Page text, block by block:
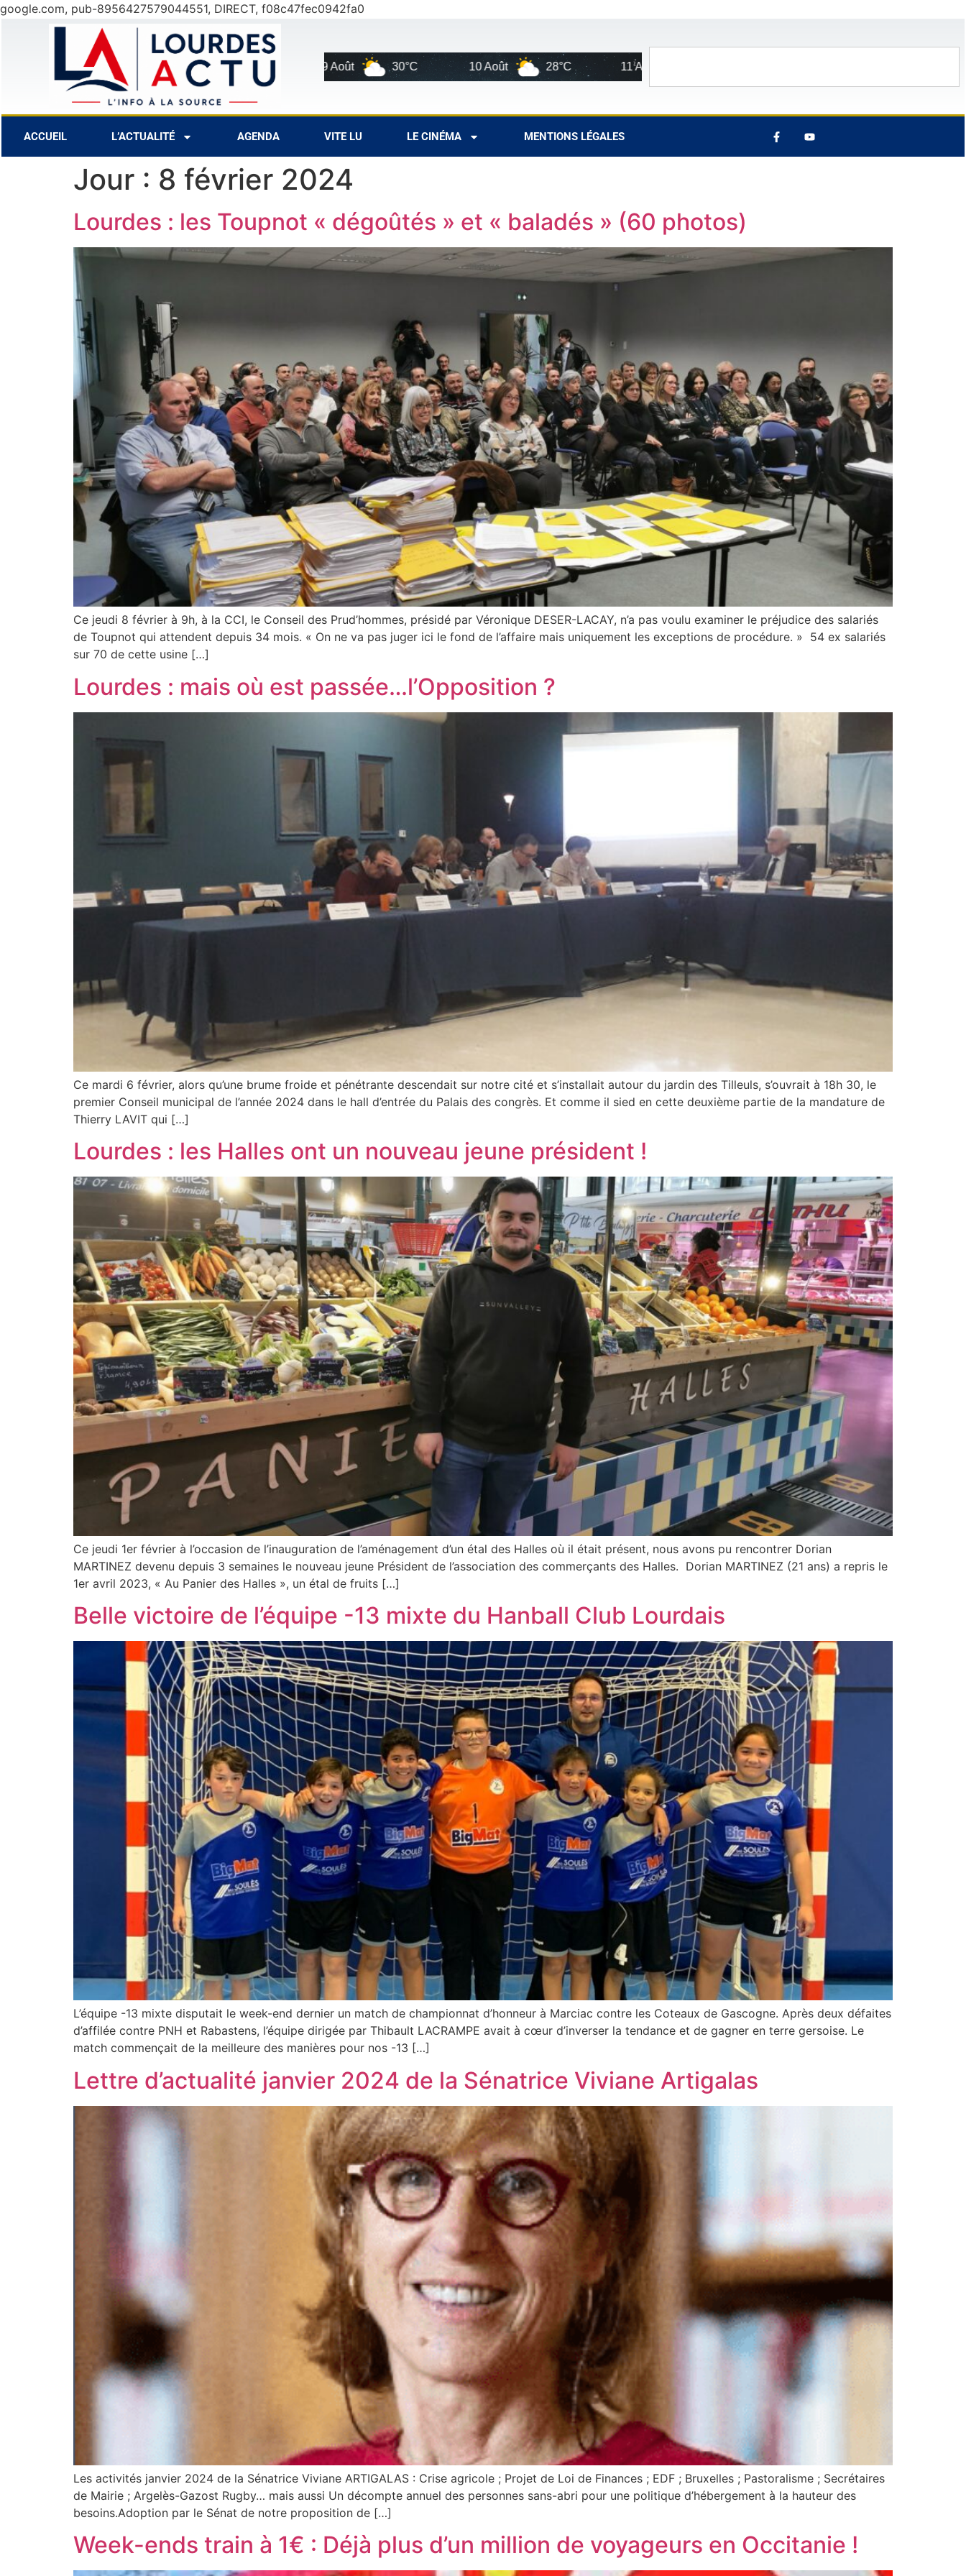
google.com, pub-8956427579044551, DIRECT, f08c47fec0942fa0
8 Août 31°C 9 Août 10 Août 28°C 11 Août 30°C
ACCUEIL L’ACTUALITÉ AGENDA VITE LU LE CINÉMA MENTIONS LÉGALES
Jour : 8 février 2024
Lourdes : les Toupnot « dégoûtés » et « baladés » (60 photos)
Ce jeudi 8 février à 9h, à la CCI, le Conseil des Prud’hommes, présidé par Véronique DESER-LACAY, n’a pas voulu examiner le préjudice des salariés
de Toupnot qui attendent depuis 34 mois. « On ne va pas juger ici le fond de l’affaire mais uniquement les exceptions de procédure. » 54 ex salariés
sur 70 de cette usine […]
Lourdes : mais où est passée…l’Opposition ?
Ce mardi 6 février, alors qu’une brume froide et pénétrante descendait sur notre cité et s’installait autour du jardin des Tilleuls, s’ouvrait à 18h 30, le
premier Conseil municipal de l’année 2024 dans le hall d’entrée du Palais des congrès. Et comme il sied en cette deuxième partie de la mandature de
Thierry LAVIT qui […]
Lourdes : les Halles ont un nouveau jeune président !
Ce jeudi 1er février à l’occasion de l’inauguration de l’aménagement d’un étal des Halles où il était présent, nous avons pu rencontrer Dorian
MARTINEZ devenu depuis 3 semaines le nouveau jeune Président de l’association des commerçants des Halles. Dorian MARTINEZ (21 ans) a repris le
1er avril 2023, « Au Panier des Halles », un étal de fruits […]
Belle victoire de l’équipe -13 mixte du Hanball Club Lourdais
L’équipe -13 mixte disputait le week-end dernier un match de championnat d’honneur à Marciac contre les Coteaux de Gascogne. Après deux défaites
d’affilée contre PNH et Rabastens, l’équipe dirigée par Thibault LACRAMPE avait à cœur d’inverser la tendance et de gagner en terre gersoise. Le
match commençait de la meilleure des manières pour nos -13 […]
Lettre d’actualité janvier 2024 de la Sénatrice Viviane Artigalas
Les activités janvier 2024 de la Sénatrice Viviane ARTIGALAS : Crise agricole ; Projet de Loi de Finances ; EDF ; Bruxelles ; Pastoralisme ; Secrétaires
de Mairie ; Argelès-Gazost Rugby… mais aussi Un décompte annuel des personnes sans-abri pour une politique d’hébergement à la hauteur des
besoins.Adoption par le Sénat de notre proposition de […]
Week-ends train à 1€ : Déjà plus d’un million de voyageurs en Occitanie !